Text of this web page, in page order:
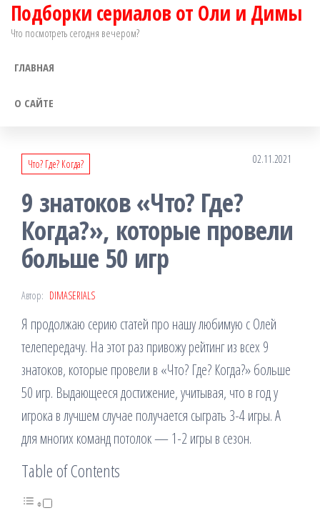
Перейти
Подборки сериалов от Оли и Димы
Что посмотреть сегодня вечером?
ГЛАВНАЯ
О САЙТЕ
Что? Где? Когда? 02.11.2021
9 знатоков «Что? Где?
Когда?», которые провели
больше 50 игр
Автор: DIMASERIALS
Я продолжаю серию статей про нашу любимую с Олей
телепередачу. На этот раз привожу рейтинг из всех 9
знатоков, которые провели в «Что? Где? Когда?» больше
50 игр. Выдающееся достижение, учитывая, что в год у
игрока в лучшем случае получается сыграть 3-4 игры. А
для многих команд потолок — 1-2 игры в сезон.
Table of Contents